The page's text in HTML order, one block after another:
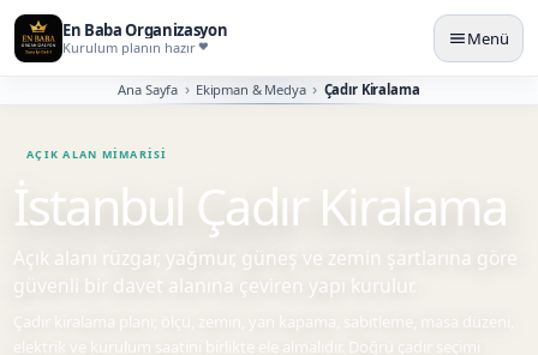
En Baba Organizasyon
Kurulum planın hazır Menü
Ana Sayfa Ekipman & Medya Çadır Kiralama
İstanbul Çadır Kiralama
Açık alanı rüzgar, yağmur, güneş ve zemin şartlarına göre
güvenli bir davet alanına çeviren yapı kurulur.
Çadır kiralama planı; ölçü, zemin, yan kapama, sabitleme, masa düzeni,
elektrik ve kurulum saatini birlikte ele almalıdır. Doğru çadır seçimi